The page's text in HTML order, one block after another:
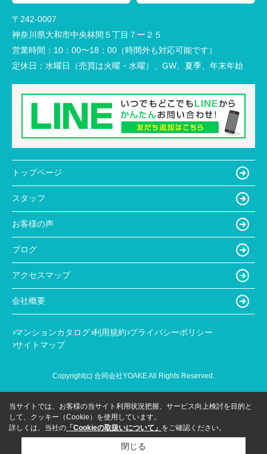
〒242-0007
神奈川県大和市中央林間５丁目７ー２５
営業時間： 10：00〜18：00（時間外も対応可能です）
定休日： 水曜日（売買は火曜・水曜）、GW、夏季、年末年始
トップページ
スタッフ
お客様の声
ブログ
アクセスマップ
会社概要
マンションカタログ 利用規約 プライバシーポリシー
サイトマップ
Copyright(c) 合同会社YOAKE All Rights Reserved.
当サイトでは、お客様の当サイト利用状況把握、サービス向上検討を目的と
して、クッキー（Cookie）を使用しています。
詳しくは、当社の 「Cookieの取扱いについて」 をご確認ください。
閉じる